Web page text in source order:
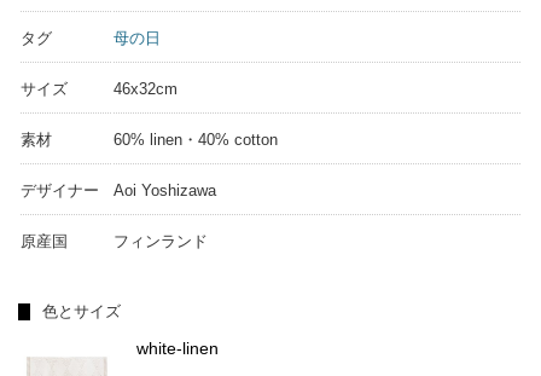
タグ 母の日
サイズ 46x32cm
素材 60% linen・40% cotton
デザイナー Aoi Yoshizawa
原産国 フィンランド
色とサイズ
white-linen